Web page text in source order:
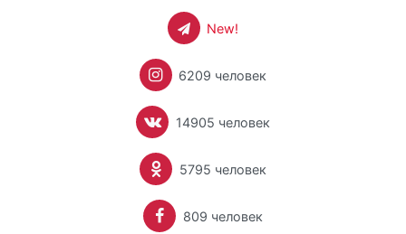
New!
6209 человек
14905 человек
5795 человек
809 человек